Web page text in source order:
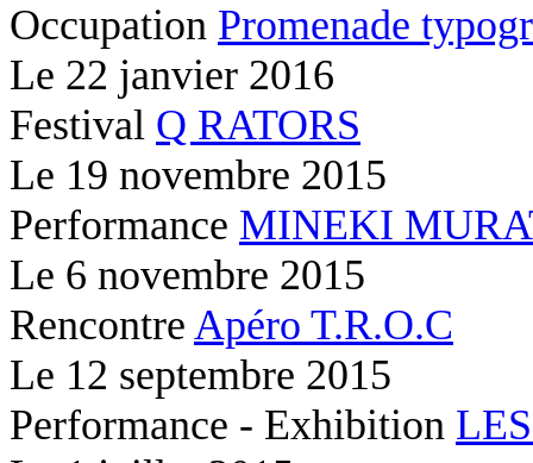
Occupation Promenade
Le 22 janvier 2016
Festival Q RATORS
Le 19 novembre 2015
Performance MINEKI
Le 6 novembre 2015
Rencontre Apéro T.R.O.C
Le 12 septembre 2015
Performance - Exhibition